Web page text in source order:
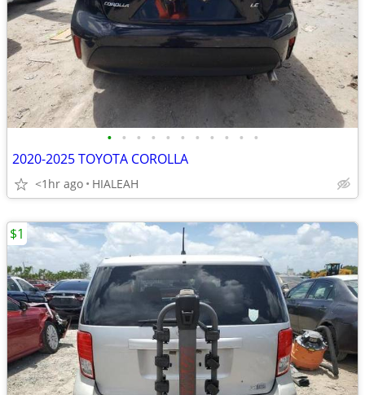
• • • • • • • • • • •
2020-2025 TOYOTA COROLLA
<1hr ago HIALEAH
$1